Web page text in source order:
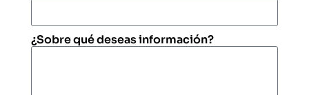
¿Sobre qué deseas información?